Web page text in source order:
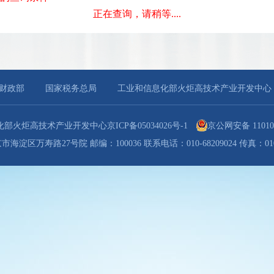
正在查询，请稍等....
政部 国家税务总局 工业和信息化部火炬高技术产业开发中心
部火炬高技术产业开发中心京ICP备05034026号-1
京公网安备
海淀区万寿路27号院 邮编：100036 联系电话：010-68209024 传真：